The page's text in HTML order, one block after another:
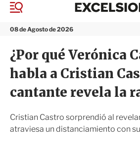
M
n
08 de Agosto de 2026
¿Por qué Verónica
habla a Cristian
cantante revela la
Cristian Castro sorprendió al
atraviesa un distanciamiento con